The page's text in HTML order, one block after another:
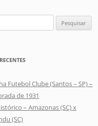
Futebol Clube (Santos – SP) –
de 1931
– Amazonas (SC) x
(SC)